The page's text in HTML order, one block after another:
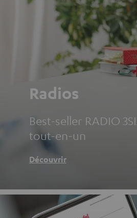
Radios
Best-seller RADIO
tout-en-un
Découvrir